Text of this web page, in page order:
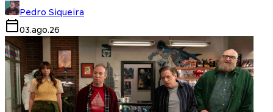
Pedro Siqueira
03.ago.26